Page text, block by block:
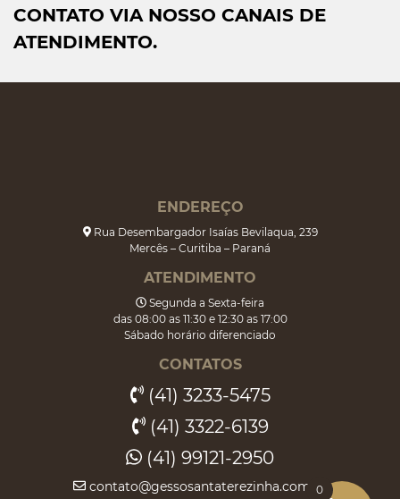
CONTATO VIA NOSSO CANAIS DE
ATENDIMENTO.
ENDEREÇO
Rua Desembargador Isaías Bevilaqua, 239
Mercês – Curitiba – Paraná
ATENDIMENTO
Segunda a Sexta-feira
das 08:00 as 11:30 e 12:30 as 17:00
Sábado horário diferenciado
CONTATOS
(41) 3233-5475
(41) 3322-6139
(41) 99121-2950
contato@gessosantaterezinha.com.br
0